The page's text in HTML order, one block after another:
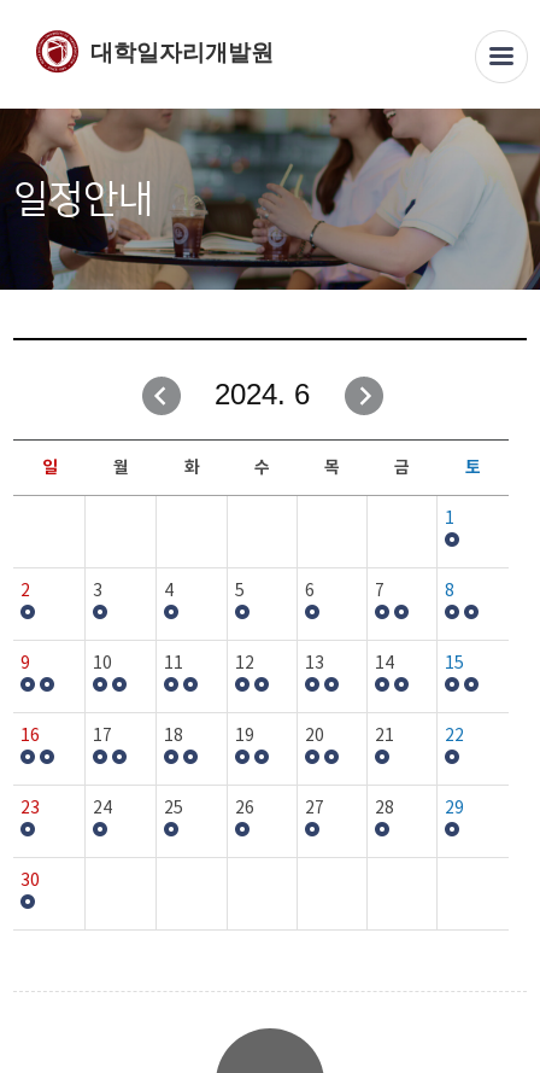
대학일자리개발원
일정안내
2024. 6
일 월 화 수 목 금 토
1
2 3 4 5 6 7 8
9 10 11 12 13 14 15
16 17 18 19 20 21 22
23 24 25 26 27 28 29
30